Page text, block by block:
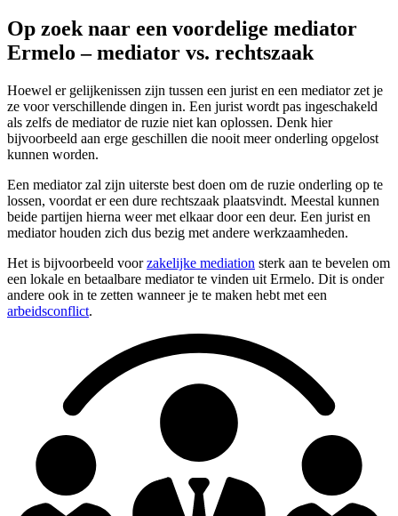
Op zoek naar een voordelige mediator
Ermelo – mediator vs. rechtszaak
Hoewel er gelijkenissen zijn tussen een jurist en een mediator zet je
ze voor verschillende dingen in. Een jurist wordt pas ingeschakeld
als zelfs de mediator de ruzie niet kan oplossen. Denk hier
bijvoorbeeld aan erge geschillen die nooit meer onderling opgelost
kunnen worden.
Een mediator zal zijn uiterste best doen om de ruzie onderling op te
lossen, voordat er een dure rechtszaak plaatsvindt. Meestal kunnen
beide partijen hierna weer met elkaar door een deur. Een jurist en
mediator houden zich dus bezig met andere werkzaamheden.
Het is bijvoorbeeld voorzakelijke mediation sterk aan te bevelen om
een lokale en betaalbare mediator te vinden uit Ermelo. Dit is onder
andere ook in te zetten wanneer je te maken hebt met een
arbeidsconflict.